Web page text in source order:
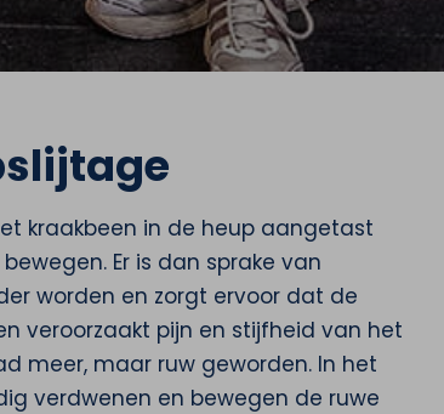
kraakbeen in de heup aangetast
Er is dan sprake van
worden en zorgt ervoor dat de
veroorzaakt pijn en stijfheid van het
meer, maar ruw geworden. In het
verdwenen en bewegen de ruwe